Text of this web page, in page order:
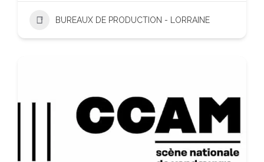
BUREAUX DE PRODUCTION - LORRAINE